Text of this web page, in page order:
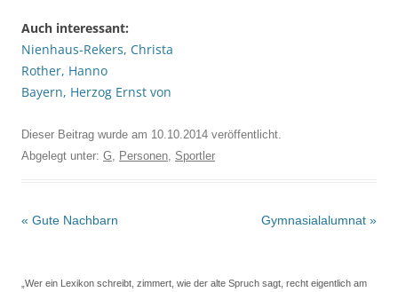
Auch interessant:
Nienhaus-Rekers, Christa
Rother, Hanno
Bayern, Herzog Ernst von
Dieser Beitrag wurde am 10.10.2014 veröffentlicht.
Abgelegt unter: G, Personen, Sportler
Beitrags-
« Gute Nachbarn Gymnasialalumnat »
„Wer ein Lexikon schreibt, zimmert, wie der alte Spruch sagt, recht eigentlich am